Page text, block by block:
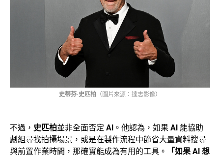
史蒂芬·史匹柏 （圖片來源：達志影像）
不過， 史匹柏並非全面否定 AI 。他認為，如果 AI 能協助
劇組尋找拍攝場景，或是在製作流程中節省大量資料搜尋
與前置作業時間，那確實能成為有用的工具。
「如果 AI 想